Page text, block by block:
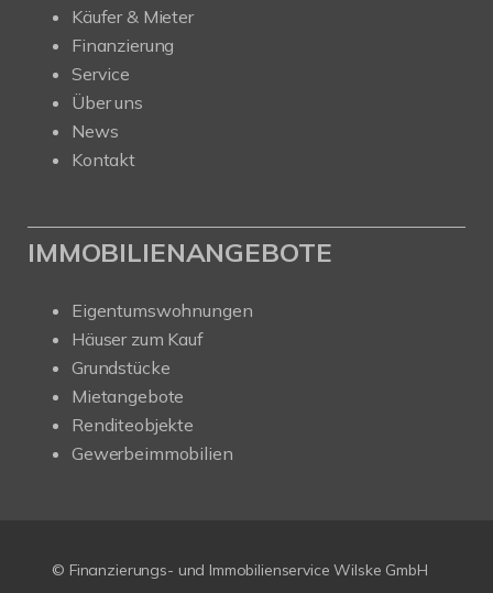
Käufer & Mieter
Finanzierung
Service
Über uns
News
Kontakt
IMMOBILIENANGEBOTE
Eigentumswohnungen
Häuser zum Kauf
Grundstücke
Mietangebote
Renditeobjekte
Gewerbeimmobilien
© Finanzierungs- und Immobilienservice Wilske GmbH